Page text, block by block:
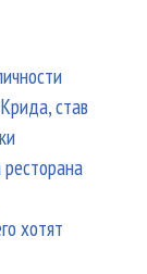
став
хотят